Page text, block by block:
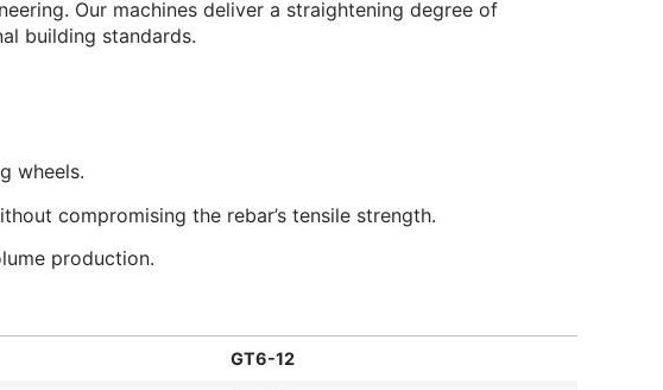
Our machines deliver a straightening degree of
building standards.
wheels.
compromising the rebar’s tensile strength.
production.
GT6-12